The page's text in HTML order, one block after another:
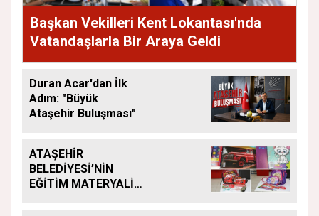
Başkan Vekilleri Kent Lokantası'nda
Vatandaşlarla Bir Araya Geldi
Duran Acar'dan İlk
Adım: "Büyük
Ataşehir Buluşması"
ATAŞEHİR
BELEDİYESİ’NİN
EĞİTİM MATERYALİ